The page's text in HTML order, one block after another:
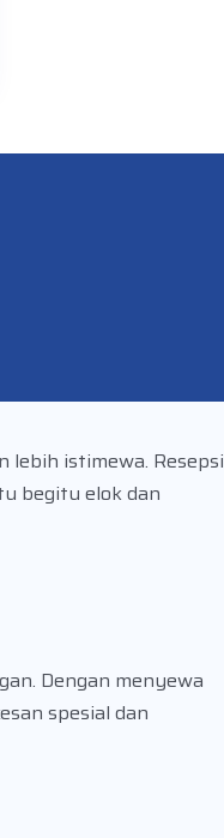
lebih istimewa. Resepsi
begitu elok dan
Dengan menyewa
spesial dan